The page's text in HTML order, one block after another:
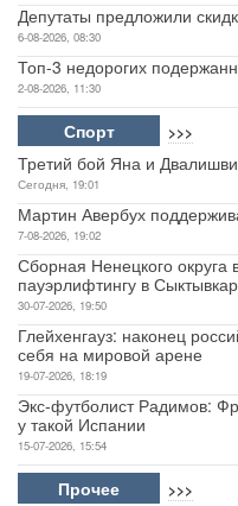
Депутаты предложили
6-08-2026, 08:30
Топ-3 недорогих
2-08-2026, 11:30
Спорт >>>
Третий бой Яна и
Сегодня, 19:01
Мартин Авербух
7-08-2026, 19:02
Сборная Ненецкого округа
пауэрлифтингу в
30-07-2026, 19:50
Глейхенгауз: наконец
себя на мировой арене
19-07-2026, 18:19
Экс-футболист Радимов:
у такой Испании
15-07-2026, 15:54
Прочее >>>